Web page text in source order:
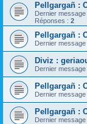
Pellgargañ :
Dernier
Réponses : 2
Pellgargañ :
Dernier
Diviz :
Dernier
Pellgargañ :
Dernier
Pellgargañ :
Dernier